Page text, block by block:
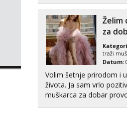
Snježana
Razgovaram
Tel:
tel:0,93€ -
Vanesa
Čekam tvoj
Tel:064/677-
tel:0,93€ -
Želim
za
traži
Datum:
Volim šetnje prirodom i
života. Ja sam vrlo
muškarca za dobar